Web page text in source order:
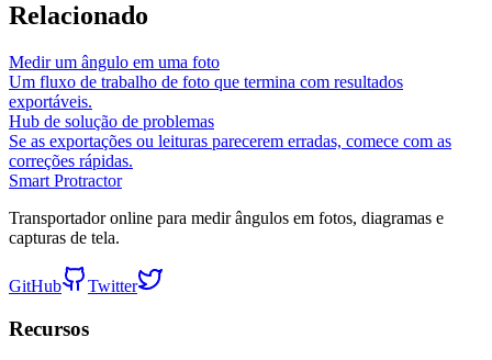
Relacionado
Medir um ângulo em uma foto
Um fluxo de trabalho de foto que termina com resultados
exportáveis.
Hub de solução de problemas
Se as exportações ou leituras parecerem erradas, comece com as
correções rápidas.
Smart Protractor
Transportador online para medir ângulos em fotos, diagramas e
capturas de tela.
GitHub Twitter
Recursos